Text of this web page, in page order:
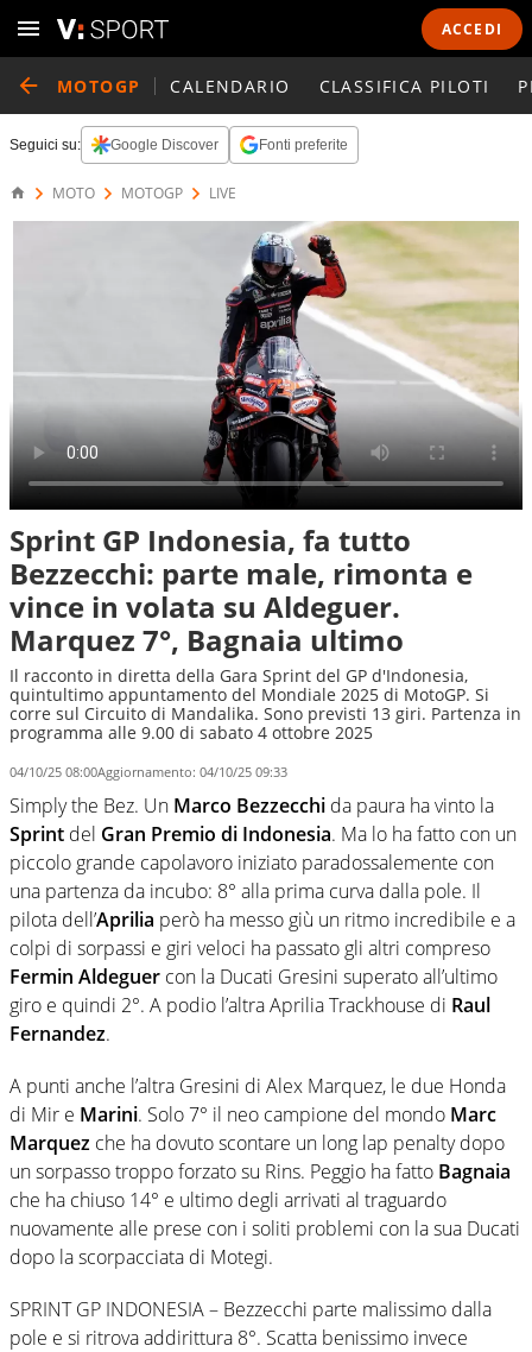
ACCEDI
MOTOGP CALENDARIO CLASSIFICA PILOTI
Seguici su: Google Discover Fonti preferite
MOTO MOTOGP LIVE
Sprint GP Indonesia, fa tutto
Bezzecchi: parte male, rimonta e
vince in volata su Aldeguer.
Marquez 7°, Bagnaia ultimo
Il racconto in diretta della Gara Sprint del GP d'Indonesia,
quintultimo appuntamento del Mondiale 2025 di MotoGP. Si
corre sul Circuito di Mandalika. Sono previsti 13 giri. Partenza in
programma alle 9.00 di sabato 4 ottobre 2025
04/10/25 08:00Aggiornamento: 04/10/25 09:33
Simply the Bez. Un Marco Bezzecchi da paura ha vinto la
Sprint del Gran Premio di Indonesia. Ma lo ha fatto con un
piccolo grande capolavoro iniziato paradossalemente con
una partenza da incubo: 8° alla prima curva dalla pole. Il
pilota dell’Aprilia però ha messo giù un ritmo incredibile e a
colpi di sorpassi e giri veloci ha passato gli altri compreso
Fermin Aldeguer con la Ducati Gresini superato all’ultimo
giro e quindi 2°. A podio l’altra Aprilia Trackhouse di Raul
Fernandez.
A punti anche l’altra Gresini di Alex Marquez, le due Honda
di Mir e Marini. Solo 7° il neo campione del mondo Marc
Marquez che ha dovuto scontare un long lap penalty dopo
un sorpasso troppo forzato su Rins. Peggio ha fatto Bagnaia
che ha chiuso 14° e ultimo degli arrivati al traguardo
nuovamente alle prese con i soliti problemi con la sua Ducati
dopo la scorpacciata di Motegi.
SPRINT GP INDONESIA – Bezzecchi parte malissimo dalla
pole e si ritrova addirittura 8°. Scatta benissimo invece